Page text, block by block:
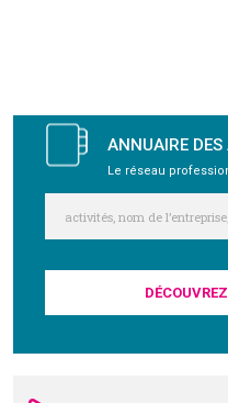
NOUS
ANNUAIRE DES
Le réseau